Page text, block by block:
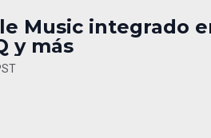
Music integrado
y más